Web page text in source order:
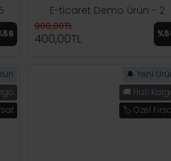
E-ticaret Demo Ürün - 2
400,00TL
900,00TL
🔔 Yeni
🚚 Hızlı
🏷️ Özel